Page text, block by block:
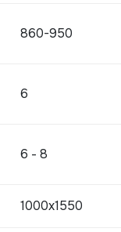
DJ-115, DJ-
860-950
6
6 - 8
1000x1550